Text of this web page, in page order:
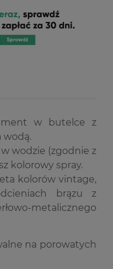
w butelce z
wodą.
wodzie (zgodnie z
kolorowy spray.
kolorów vintage,
brązu z
metalicznego
na porowatych